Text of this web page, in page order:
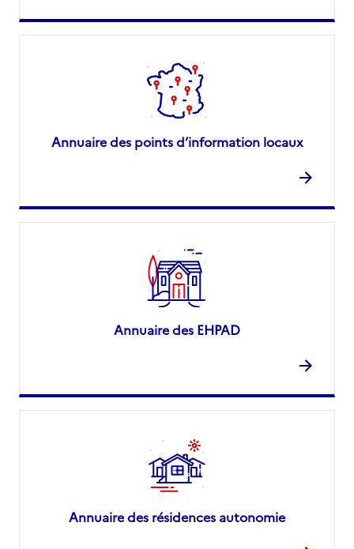
Annuaire des points d’information locaux
Annuaire des EHPAD
Annuaire des résidences autonomie